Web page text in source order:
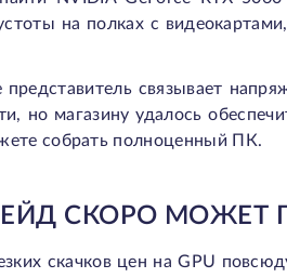
на полках с
связывает
но магазину удалось
собрать полноценный ПК.
СКОРО МОЖЕТ
скачков цен на GPU